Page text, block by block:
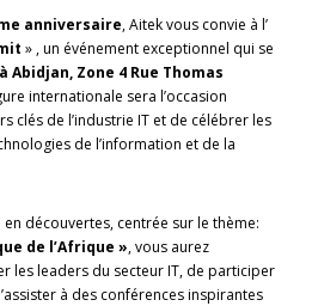
anniversaire, Aitek vous convie à l’
» , un événement exceptionnel qui se
Abidjan, Zone 4 Rue Thomas
internationale sera l’occasion
clés de l’industrie IT et de célébrer les
de l’information et de la
découvertes, centrée sur le thème:
de l’Afrique », vous aurez
les leaders du secteur IT, de participer
à des conférences inspirantes